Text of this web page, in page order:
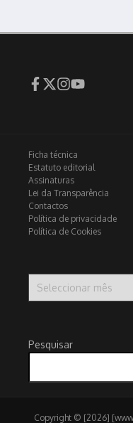
Ficha técnica
Estatuto editorial
Assinaturas
Lei da Transparência
Contactos
Política de privacidade
Política de Cookies
Pesquisar
Copyright © [2026]